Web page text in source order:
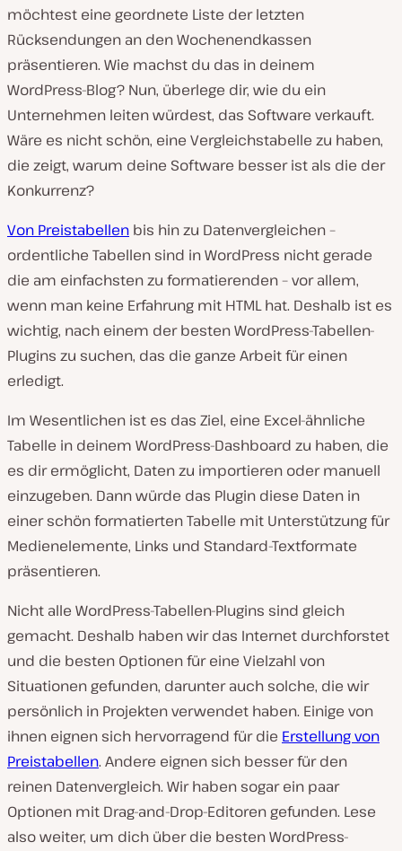
möchtest eine geordnete Liste der letzten
Rücksendungen an den Wochenendkassen
präsentieren. Wie machst du das in deinem
WordPress-Blog? Nun, überlege dir, wie du ein
Unternehmen leiten würdest, das Software verkauft.
Wäre es nicht schön, eine Vergleichstabelle zu haben,
die zeigt, warum deine Software besser ist als die der
Konkurrenz?
Von Preistabellen bis hin zu Datenvergleichen –
ordentliche Tabellen sind in WordPress nicht gerade
die am einfachsten zu formatierenden – vor allem,
wenn man keine Erfahrung mit HTML hat. Deshalb ist es
wichtig, nach einem der besten WordPress-Tabellen-
Plugins zu suchen, das die ganze Arbeit für einen
erledigt.
Im Wesentlichen ist es das Ziel, eine Excel-ähnliche
Tabelle in deinem WordPress-Dashboard zu haben, die
es dir ermöglicht, Daten zu importieren oder manuell
einzugeben. Dann würde das Plugin diese Daten in
einer schön formatierten Tabelle mit Unterstützung für
Medienelemente, Links und Standard-Textformate
präsentieren.
Nicht alle WordPress-Tabellen-Plugins sind gleich
gemacht. Deshalb haben wir das Internet durchforstet
und die besten Optionen für eine Vielzahl von
Situationen gefunden, darunter auch solche, die wir
persönlich in Projekten verwendet haben. Einige von
ihnen eignen sich hervorragend für die Erstellung von
Preistabellen. Andere eignen sich besser für den
reinen Datenvergleich. Wir haben sogar ein paar
Optionen mit Drag-and-Drop-Editoren gefunden. Lese
also weiter, um dich über die besten WordPress-